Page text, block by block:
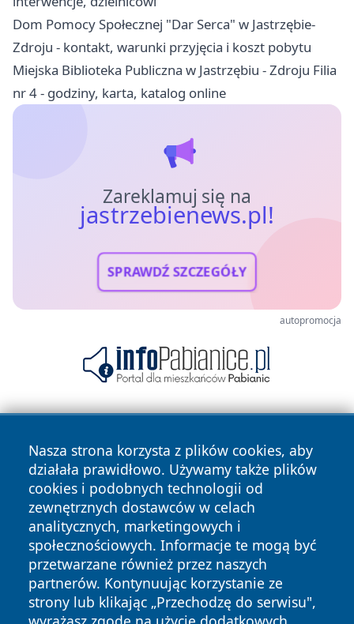
Dom Pomocy Społecznej "Dar Serca" w Jastrzębie-
Zdroju - kontakt, warunki przyjęcia i koszt pobytu
Miejska Biblioteka Publiczna w Jastrzębiu - Zdroju Filia
nr 4 - godziny, karta, katalog online
Zareklamuj się na
jastrzebienews.pl!
SPRAWDŹ SZCZEGÓŁY
autopromocja
Nasza strona korzysta z plików cookies, aby
działała prawidłowo. Używamy także plików
cookies i podobnych technologii od
zewnętrznych dostawców w celach
analitycznych, marketingowych i
społecznościowych. Informacje te mogą być
przetwarzane również przez naszych
partnerów. Kontynuując korzystanie ze
strony lub klikając „Przechodzę do serwisu",
Copyright © 2026 jastrzebienews.pl Wszystkie prawa
zastrzeżone.
News Autorzy
Polityka
Prywatności
Polityka
Cookies